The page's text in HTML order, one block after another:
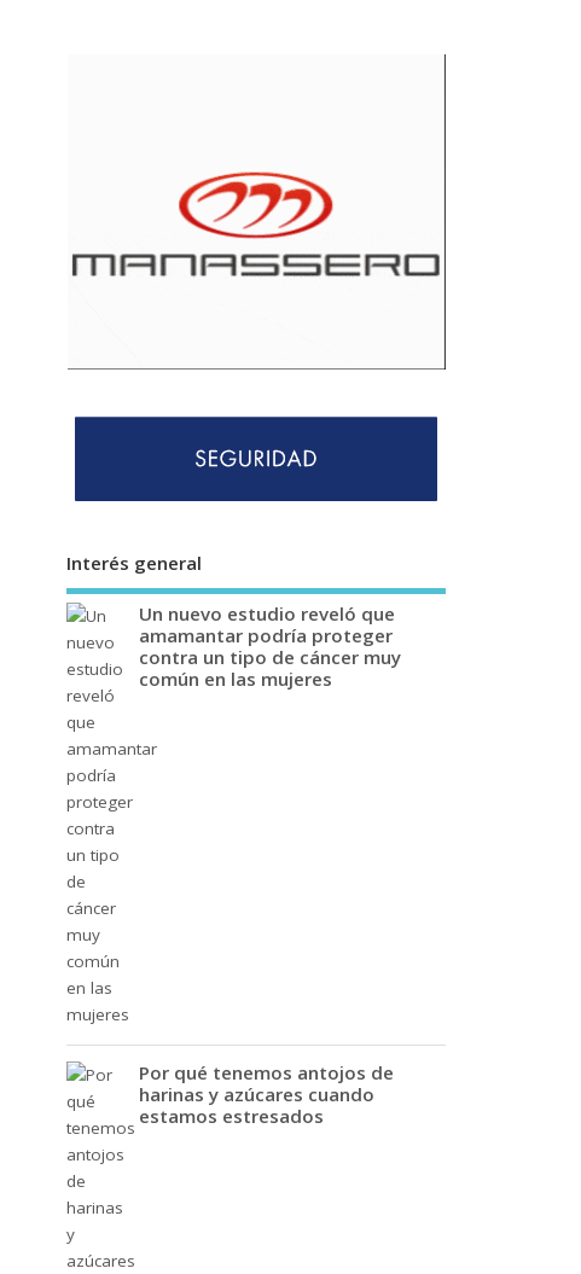
Interés general
Un nuevo estudio reveló que
amamantar podría proteger
contra un tipo de cáncer muy
común en las mujeres
Por qué tenemos antojos de
harinas y azúcares cuando
estamos estresados